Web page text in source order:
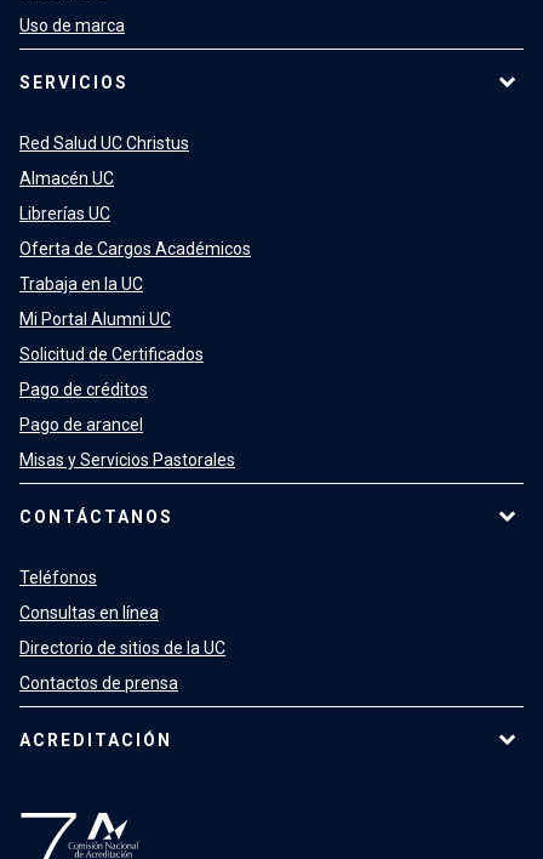
Uso de marca
SERVICIOS
Red Salud UC Christus
Almacén UC
Librerías UC
Oferta de Cargos Académicos
Trabaja en la UC
Mi Portal Alumni UC
Solicitud de Certificados
Pago de créditos
Pago de arancel
Misas y Servicios Pastorales
CONTÁCTANOS
Teléfonos
Consultas en línea
Directorio de sitios de la UC
Contactos de prensa
ACREDITACIÓN